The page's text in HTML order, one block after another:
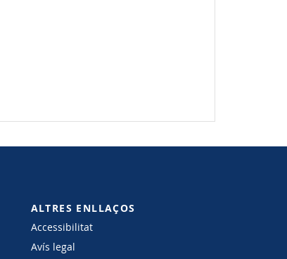
ALTRES ENLLAÇOS
Accessibilitat
Avís legal